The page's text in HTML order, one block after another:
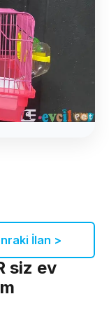
İlan >
siz ev